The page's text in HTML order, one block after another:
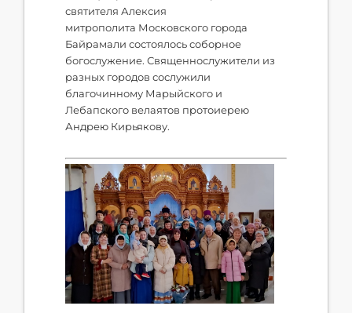
святителя Алексия
митрополита Московского города
Байрамали состоялось соборное
богослужение. Священнослужители из
разных городов сослужили
благочинному Марыйского и
Лебапского велаятов протоиерею
Андрею Кирьякову.